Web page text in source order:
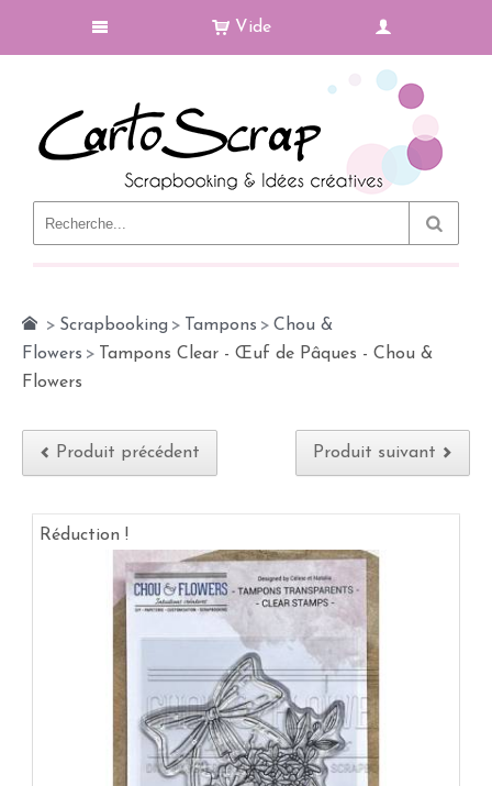
Vide
> Scrapbooking > Tampons > Chou &
Flowers >
Tampons Clear - Œuf de Pâques - Chou &
Flowers
Produit précédent Produit suivant
Réduction !